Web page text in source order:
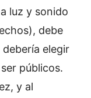
luz y sonido
debe
debería elegir
públicos.
y al